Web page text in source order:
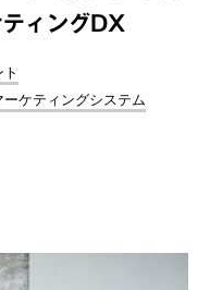
ィングDX
ーケティングシステム